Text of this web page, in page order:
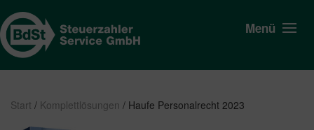
Menü
Start / Komplettlösungen / Haufe Personalrecht 2023